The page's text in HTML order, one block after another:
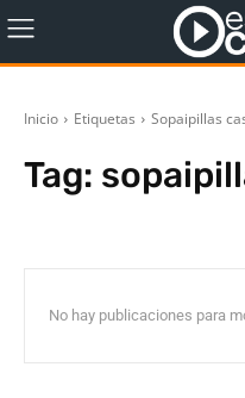
Inicio Etiquetas Sopaipillas
Tag:
No hay publicaciones para